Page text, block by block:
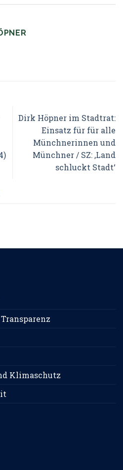
Dirk Höpner im Stadtrat:
Einsatz für für alle
Münchnerinnen und
Münchner / SZ: ‚Land
schluckt Stadt‘
Klimaschutz